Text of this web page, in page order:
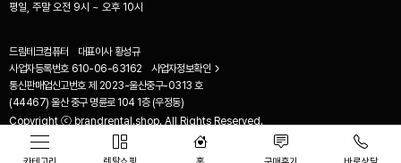
평일, 주말 오전 9시 ~ 오후 10시
드림테크컴퓨터 대표이사 황성규
사업자등록번호 610-06-63162
사업자정보확인
통신판매업신고번호 제 2023-울산중구-0313 호
(44467) 울산 중구 명륜로 104 1층 (우정동)
Copyright ⓒ brandrental.shop. All Rights Reserved.
비교하기(0)